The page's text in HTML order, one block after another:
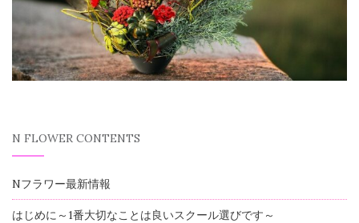
N FLOWER CONTENTS
Nフラワー最新情報
はじめに～1番大切なことは良いスクール選びです～